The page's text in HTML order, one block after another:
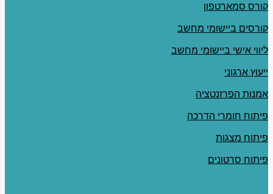
קורס סמארטפון
קורסים ביישומי מחשב
ליווי אישי ביישומי מחשב
ייעוץ ארגוני
אמנות הפרזנטציה
פיתוח חומרי הדרכה
פיתוח מצגות
פיתוח סרטונים